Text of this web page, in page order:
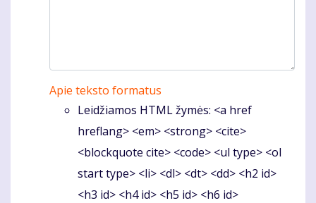
Apie teksto formatus
Leidžiamos HTML žymės: <a href
hreflang> <em> <strong> <cite>
<blockquote cite> <code> <ul type> <ol
start type> <li> <dl> <dt> <dd> <h2 id>
<h3 id> <h4 id> <h5 id> <h6 id>